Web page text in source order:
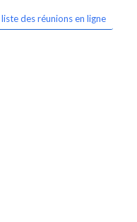
des réunions en ligne